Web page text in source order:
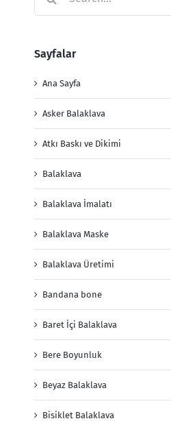
for:
Sayfalar
Ana Sayfa
Asker Balaklava
Atkı Baskı ve Dikimi
Balaklava
Balaklava İmalatı
Balaklava Maske
Balaklava Üretimi
Bandana bone
Baret İçi Balaklava
Bere Boyunluk
Beyaz Balaklava
Bisiklet Balaklava